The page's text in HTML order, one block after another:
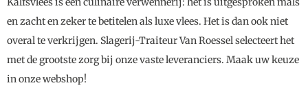
en zacht en zeker te betitelen als luxe vlees. Het is dan ook niet
overal te verkrijgen. Slagerij-Traiteur Van Roessel selecteert het
met de grootste zorg bij onze vaste leveranciers. Maak uw keuze
in onze webshop!